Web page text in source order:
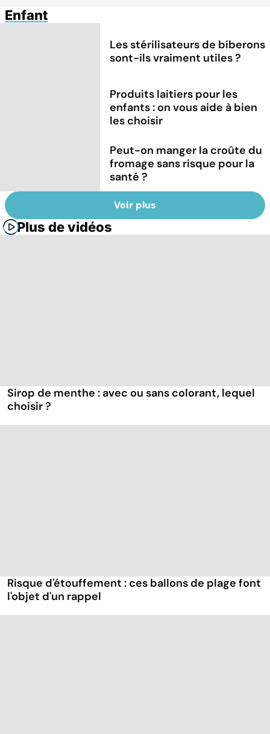
Enfant
Les stérilisateurs de biberons
sont-ils vraiment utiles ?
Produits laitiers pour les
enfants : on vous aide à bien
les choisir
Peut-on manger la croûte du
fromage sans risque pour la
santé ?
Voir plus
Plus de vidéos
Sirop de menthe : avec ou sans colorant, lequel
choisir ?
Risque d'étouffement : ces ballons de plage font
l'objet d'un rappel